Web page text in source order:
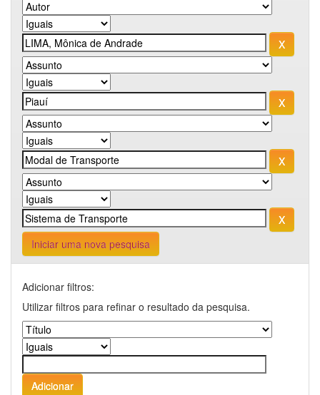
Iniciar uma nova pesquisa
Adicionar filtros:
Utilizar filtros para refinar o resultado da pesquisa.